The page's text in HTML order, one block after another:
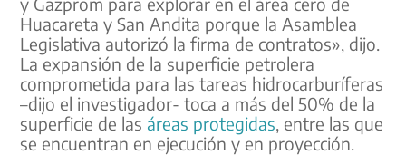
Huacareta y San Andita porque la Asamblea
Legislativa autorizó la firma de contratos», dijo.
La expansión de la superficie petrolera
comprometida para las tareas hidrocarburíferas
–dijo el investigador- toca a más del 50% de la
superficie de las áreas protegidas, entre las que
se encuentran en ejecución y en proyección.